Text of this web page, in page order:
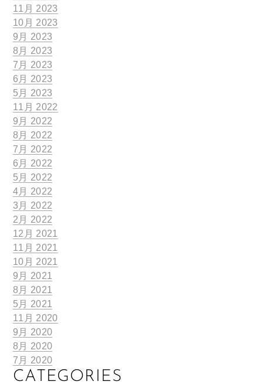
11月 2023
10月 2023
9月 2023
8月 2023
7月 2023
6月 2023
5月 2023
11月 2022
9月 2022
8月 2022
7月 2022
6月 2022
5月 2022
4月 2022
3月 2022
2月 2022
12月 2021
11月 2021
10月 2021
9月 2021
8月 2021
5月 2021
11月 2020
9月 2020
8月 2020
7月 2020
CATEGORIES